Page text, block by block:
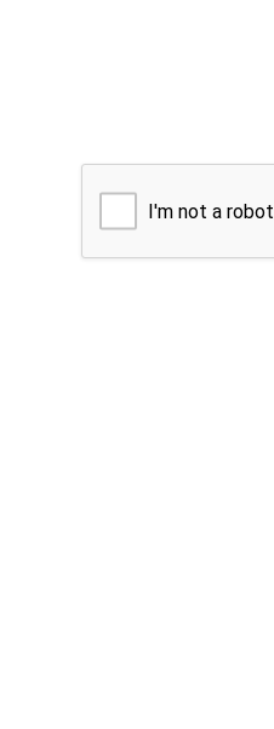
I'm not a robot